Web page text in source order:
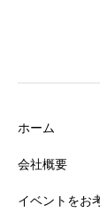
ホーム
会社概要
イベントをお